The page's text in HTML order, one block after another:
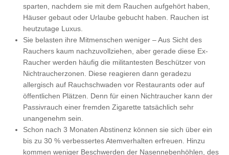
sparten, nachdem sie mit dem Rauchen aufgehört haben,
Häuser gebaut oder Urlaube gebucht haben. Rauchen ist
heutzutage Luxus.
Sie belasten ihre Mitmenschen weniger – Aus Sicht des
Rauchers kaum nachzuvollziehen, aber gerade diese Ex-
Raucher werden häufig die militantesten Beschützer von
Nichtraucherzonen. Diese reagieren dann geradezu
allergisch auf Rauchschwaden vor Restaurants oder auf
öffentlichen Plätzen. Denn für einen Nichtraucher kann der
Passivrauch einer fremden Zigarette tatsächlich sehr
unangenehm sein.
Schon nach 3 Monaten Abstinenz können sie sich über ein
bis zu 30 % verbessertes Atemverhalten erfreuen. Hinzu
kommen weniger Beschwerden der Nasennebenhöhlen, des